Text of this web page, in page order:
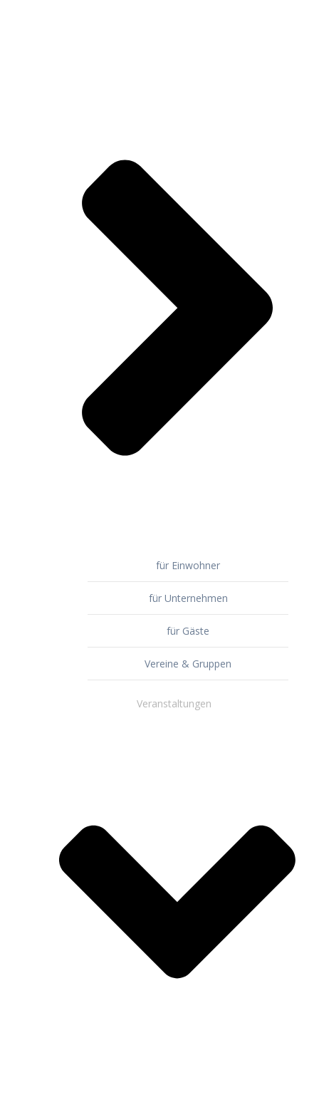
für Einwohner
für Unternehmen
für Gäste
Vereine & Gruppen
Veranstaltungen